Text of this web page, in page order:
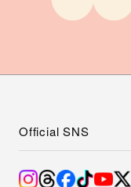
Official SNS